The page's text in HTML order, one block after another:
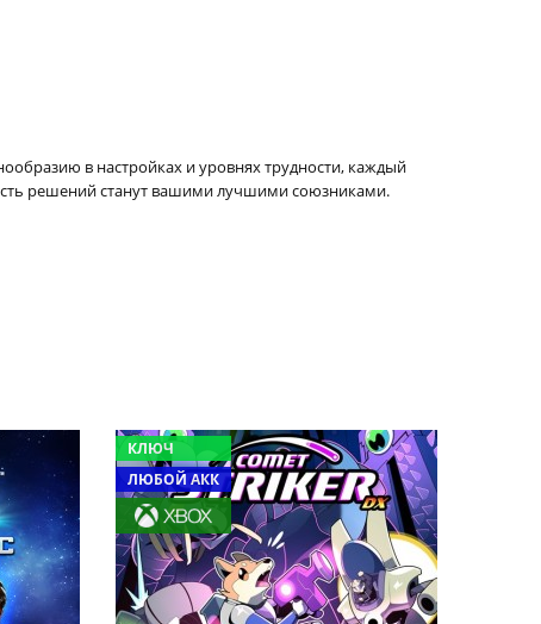
в настройках и уровнях трудности, каждый
решений станут вашими лучшими союзниками.
КЛЮЧ
ЛЮБОЙ АКК